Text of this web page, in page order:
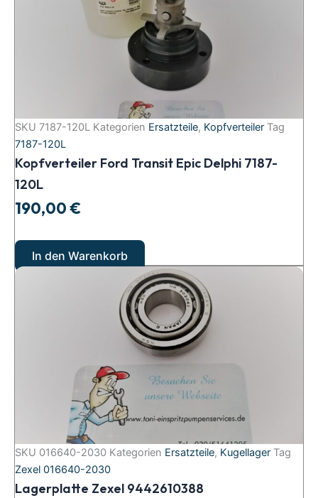
SKU 7187-120L Kategorien Ersatzteile, Kopfverteiler Tag
7187-120L
Kopfverteiler Ford Transit Epic Delphi 7187-
120L
190,00€
In den Warenkorb
SKU 016640-2030 Kategorien Ersatzteile, Kugellager Tag
Zexel 016640-2030
Lagerplatte Zexel 9442610388